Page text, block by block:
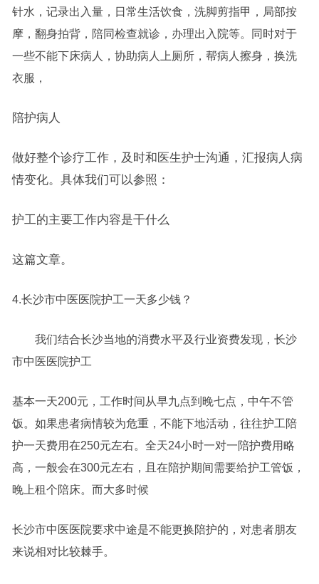
针水，记录出入量，日常生活饮食，洗脚剪指甲，局部按
摩，翻身拍背，陪同检查就诊，办理出入院等。同时对于
一些不能下床病人，协助病人上厕所，帮病人擦身，换洗
衣服，
陪护病人
做好整个诊疗工作，及时和医生护士沟通，汇报病人病
情变化。具体我们可以参照：
护工的主要工作内容是干什么
这篇文章。
4.长沙市中医医院护工一天多少钱？
我们结合长沙当地的消费水平及行业资费发现，长沙
市中医医院护工
基本一天200元，工作时间从早九点到晚七点，中午不管
饭。如果患者病情较为危重，不能下地活动，往往护工陪
护一天费用在250元左右。全天24小时一对一陪护费用略
高，一般会在300元左右，且在陪护期间需要给护工管饭，
晚上租个陪床。而大多时候
长沙市中医医院要求中途是不能更换陪护的，对患者朋友
来说相对比较棘手。